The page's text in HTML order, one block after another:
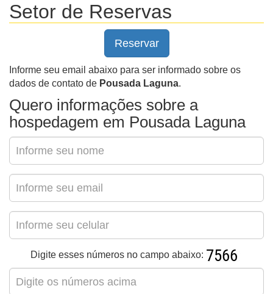
Setor de Reservas
Reservar
Informe seu email abaixo para ser informado sobre os
dados de contato de Pousada Laguna.
Quero informações sobre a
hospedagem em Pousada Laguna
Digite esses números no campo abaixo: